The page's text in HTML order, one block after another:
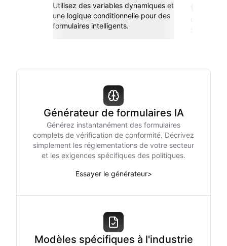
Utilisez des variables dynamiques et
une logique conditionnelle pour des
formulaires intelligents.
Générateur de formulaires IA
Générez instantanément des formulaires
complets de vérification de conformité. Décrivez
simplement les réglementations de votre secteur
et les exigences spécifiques des politiques.
Essayer le générateur>
Modèles spécifiques à l'industrie